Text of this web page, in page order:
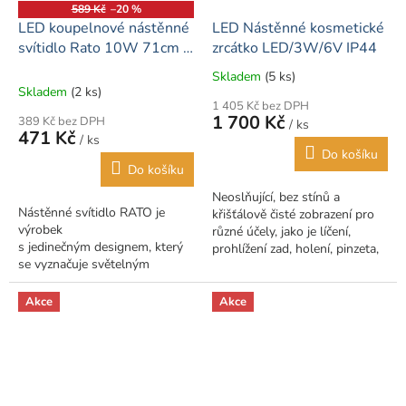
589 Kč –20 %
LED koupelnové nástěnné
svítidlo Rato 10W 71cm -
(4500K)
Skladem (2 ks)
389 Kč bez DPH
471 Kč / ks
Do košíku
Nástěnné svítidlo RATO je
výrobek
s jedinečným designem, který
se vyznačuje světelným
zdrojem nasměrovaným na
montážní plochu.
LED Nástěnné kosmetické
zrcátko LED/3W/6V IP44
Průměrné
produktu
je
hvězdiček.
Skladem (5 ks)
1 405 Kč bez DPH
1 700 Kč / ks
Do košíku
Neoslňující, bez stínů a
křišťálově čisté zobrazení pro
různé účely, jako je líčení,
prohlížení zad, holení, pinzeta,
atd.Vhodné pro použití v...
Akce Akce